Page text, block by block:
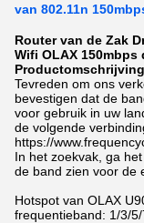
van 802.11n
Router van de Zak
Wifi OLAX 150mbps
Productomschrijving
Tevreden om ons
bevestigen dat de
voor gebruik in uw
de volgende
https://
In het zoekvak, ga
de band zien voor de
Hotspot van OLAX
frequentieband: 1/3/